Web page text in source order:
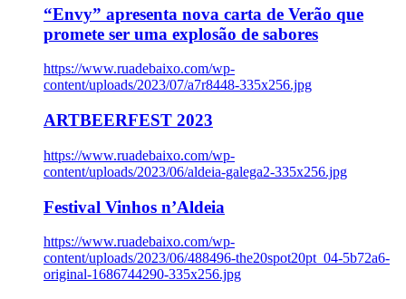
“Envy” apresenta nova carta de Verão que
promete ser uma explosão de sabores
https://www.ruadebaixo.com/wp-
content/uploads/2023/07/a7r8448-335x256.jpg
ARTBEERFEST 2023
https://www.ruadebaixo.com/wp-
content/uploads/2023/06/aldeia-galega2-335x256.jpg
Festival Vinhos n’Aldeia
https://www.ruadebaixo.com/wp-
content/uploads/2023/06/488496-the20spot20pt_04-5b72a6-
original-1686744290-335x256.jpg